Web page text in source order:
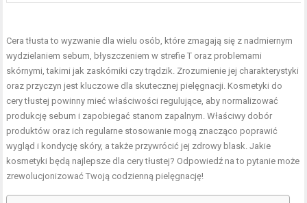
Cera tłusta to wyzwanie dla wielu osób, które zmagają się z nadmiernym
wydzielaniem sebum, błyszczeniem w strefie T oraz problemami
skórnymi, takimi jak zaskórniki czy trądzik. Zrozumienie jej charakterystyki
oraz przyczyn jest kluczowe dla skutecznej pielęgnacji. Kosmetyki do
cery tłustej powinny mieć właściwości regulujące, aby normalizować
produkcję sebum i zapobiegać stanom zapalnym. Właściwy dobór
produktów oraz ich regularne stosowanie mogą znacząco poprawić
wygląd i kondycję skóry, a także przywrócić jej zdrowy blask. Jakie
kosmetyki będą najlepsze dla cery tłustej? Odpowiedź na to pytanie może
zrewolucjonizować Twoją codzienną pielęgnację!